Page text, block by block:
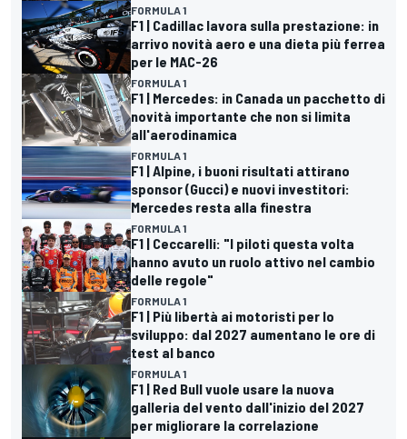
FORMULA 1
F1 | Cadillac lavora sulla prestazione: in
arrivo novità aero e una dieta più ferrea
per le MAC-26
FORMULA 1
F1 | Mercedes: in Canada un pacchetto di
novità importante che non si limita
all'aerodinamica
FORMULA 1
F1 | Alpine, i buoni risultati attirano
sponsor (Gucci) e nuovi investitori:
Mercedes resta alla finestra
FORMULA 1
F1 | Ceccarelli: "I piloti questa volta
hanno avuto un ruolo attivo nel cambio
delle regole"
FORMULA 1
F1 | Più libertà ai motoristi per lo
sviluppo: dal 2027 aumentano le ore di
test al banco
FORMULA 1
F1 | Red Bull vuole usare la nuova
galleria del vento dall'inizio del 2027
per migliorare la correlazione